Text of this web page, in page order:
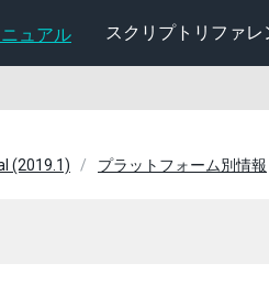
ュアル スクリプトリファレ
(2019.1) プラットフォーム別情報